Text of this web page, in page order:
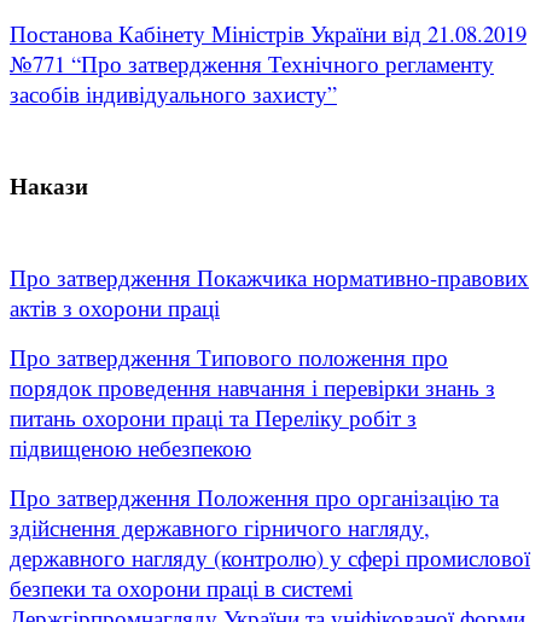
Постанова Кабінету Міністрів України від 21.08.2019
№771 “Про затвердження Технічного регламенту
засобів індивідуального захисту”
Накази
Про затвердження Покажчика нормативно-правових
актів з охорони праці
Про затвердження Типового положення про
порядок проведення навчання і перевірки знань з
питань охорони праці та Переліку робіт з
підвищеною небезпекою
Про затвердження Положення про організацію та
здійснення державного гірничого нагляду,
державного нагляду (контролю) у сфері промислової
безпеки та охорони праці в системі